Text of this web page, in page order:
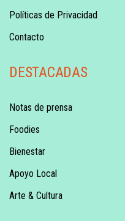
Políticas de Privacidad
Contacto
DESTACADAS
Notas de prensa
Foodies
Bienestar
Apoyo Local
Arte & Cultura